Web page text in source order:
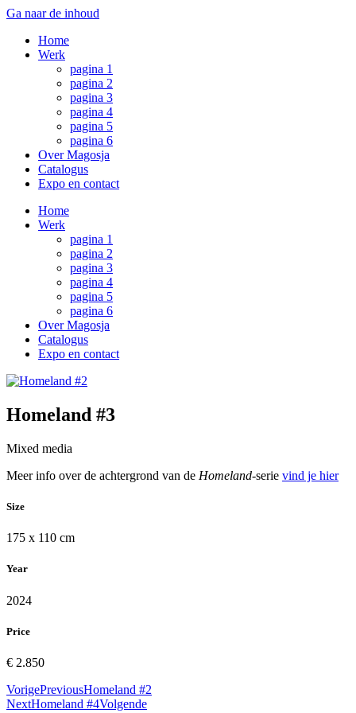
Ga naar de inhoud
Home
Werk
pagina 1
pagina 2
pagina 3
pagina 4
pagina 5
pagina 6
Over Magosja
Catalogus
Expo en contact
Home
Werk
pagina 1
pagina 2
pagina 3
pagina 4
pagina 5
pagina 6
Over Magosja
Catalogus
Expo en contact
Homeland #3
Mixed media
Meer info over de achtergrond van de Homeland-serie vind je hier
Size
175 x 110 cm
Year
2024
Price
€ 2.850
VorigePreviousHomeland #2
NextHomeland #4Volgende